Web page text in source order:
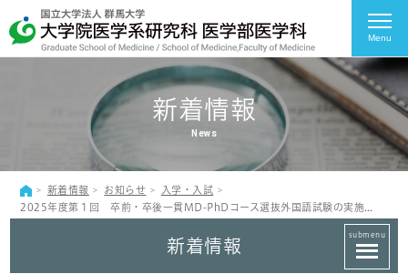
Menu
新着情報
submenu
新着情報
News
新着情報 お知らせ
入学・入試